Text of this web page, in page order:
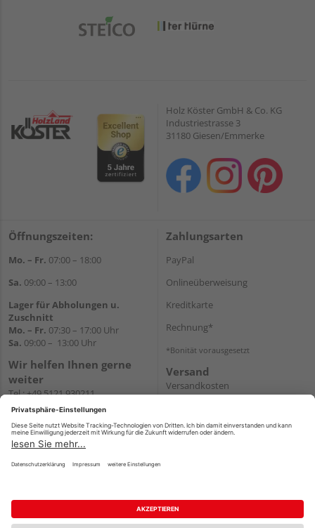
Holz Köster GmbH & Co. KG
Industriestrasse 3
31180 Giesen/Emmerke
Öffnungszeiten:
Mo. – Fr. 07:00 – 18:00
Sa. 09:00 – 13:00
Lager für Abholungen u.
Zuschnitt
Mo. – Fr. 07:30 – 17:00 Uhr
Sa. 09:00 – 13:00 Uhr
Wir helfen Ihnen gerne
weiter
Tel.:+49 5121 930211
E-Mail:holzlandshop@holzland-
Newsletter
Zahlungsarten
PayPal
Onlineüberweisung
Kreditkarte
Rechnung*
*Bonität vorausgesetzt
Versand
Versandkosten
Impressum AGB Widerruf
Datenschutz
Reservierungsbedingungen
Vertrag widerrufen